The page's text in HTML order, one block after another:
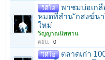
วีดีโอ
พาชมบ่อเก
หมดที่สำน ักสงฆ์นา
ใหม่
วิญญาณนิพพาน
ตอบ: 0
วีดีโอ
ตลาดเก่า